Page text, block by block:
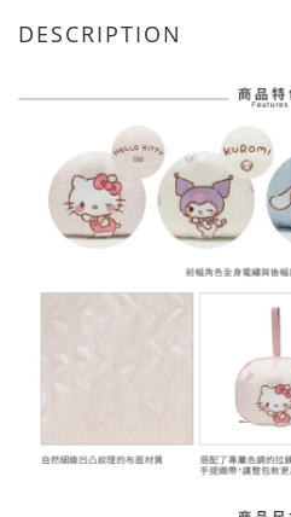
DESCRIPTION